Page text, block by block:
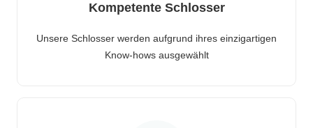
Kompetente Schlosser
Unsere Schlosser werden aufgrund ihres einzigartigen
Know-hows ausgewählt